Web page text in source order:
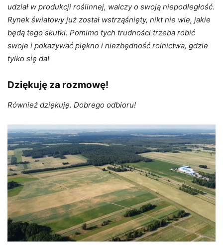
udział w produkcji roślinnej, walczy o swoją niepodległość.
Rynek światowy już został wstrząśnięty, nikt nie wie, jakie
będą tego skutki. Pomimo tych trudności trzeba robić
swoje i pokazywać piękno i niezbędność rolnictwa, gdzie
tylko się da!
Dziękuję za rozmowę!
Również dziękuję. Dobrego odbioru!